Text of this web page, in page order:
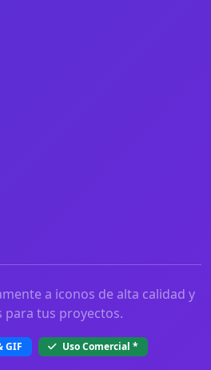
a iconos de alta calidad y
para tus proyectos.
GIF Uso Comercial *